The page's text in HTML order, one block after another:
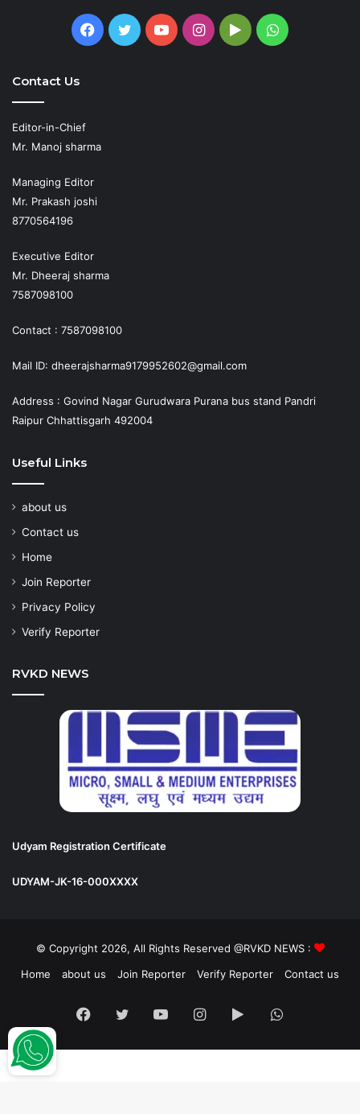
Facebook
TwitterYouTubeInstagram
GoogleWhatsApp
Contact Us
Editor-in-Chief
Mr. Manoj sharma
Managing Editor
Mr. Prakash joshi
8770564196
Executive Editor
Mr. Dheeraj sharma
7587098100
Contact : 7587098100
Mail ID: dheerajsharma9179952602@gmail.com
Address : Govind Nagar Gurudwara Purana bus stand Pandri
Raipur Chhattisgarh 492004
Useful Links
about us
Contact us
Home
Join Reporter
Privacy Policy
Verify Reporter
RVKD NEWS
Udyam Registration Certificate
UDYAM-JK-16-000XXXX
© Copyright 2026, All Rights Reserved @RVKD NEWS :
Home
about us Join Reporter Verify Reporter Contact us
Facebook
TwitterYouTubeInstagram
Google
Play
WhatsApp